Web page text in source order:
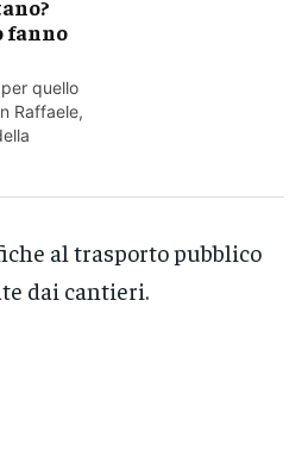
fanno
quello
Raffaele,
al trasporto pubblico
dai cantieri.